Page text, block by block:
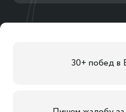
30+ побед в